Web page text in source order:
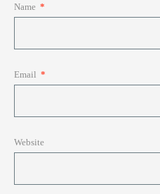
Name *
Email *
Website